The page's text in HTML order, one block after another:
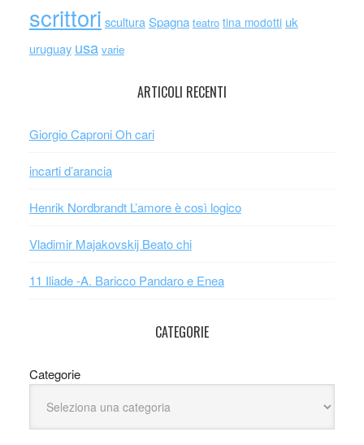
scrittori scultura Spagna teatro tina modotti uk
uruguay usa varie
ARTICOLI RECENTI
Giorgio Caproni Oh cari
incarti d’arancia
Henrik Nordbrandt L’amore è così logico
Vladimir Majakovskij Beato chi
11 Iliade -A. Baricco Pandaro e Enea
CATEGORIE
Categorie